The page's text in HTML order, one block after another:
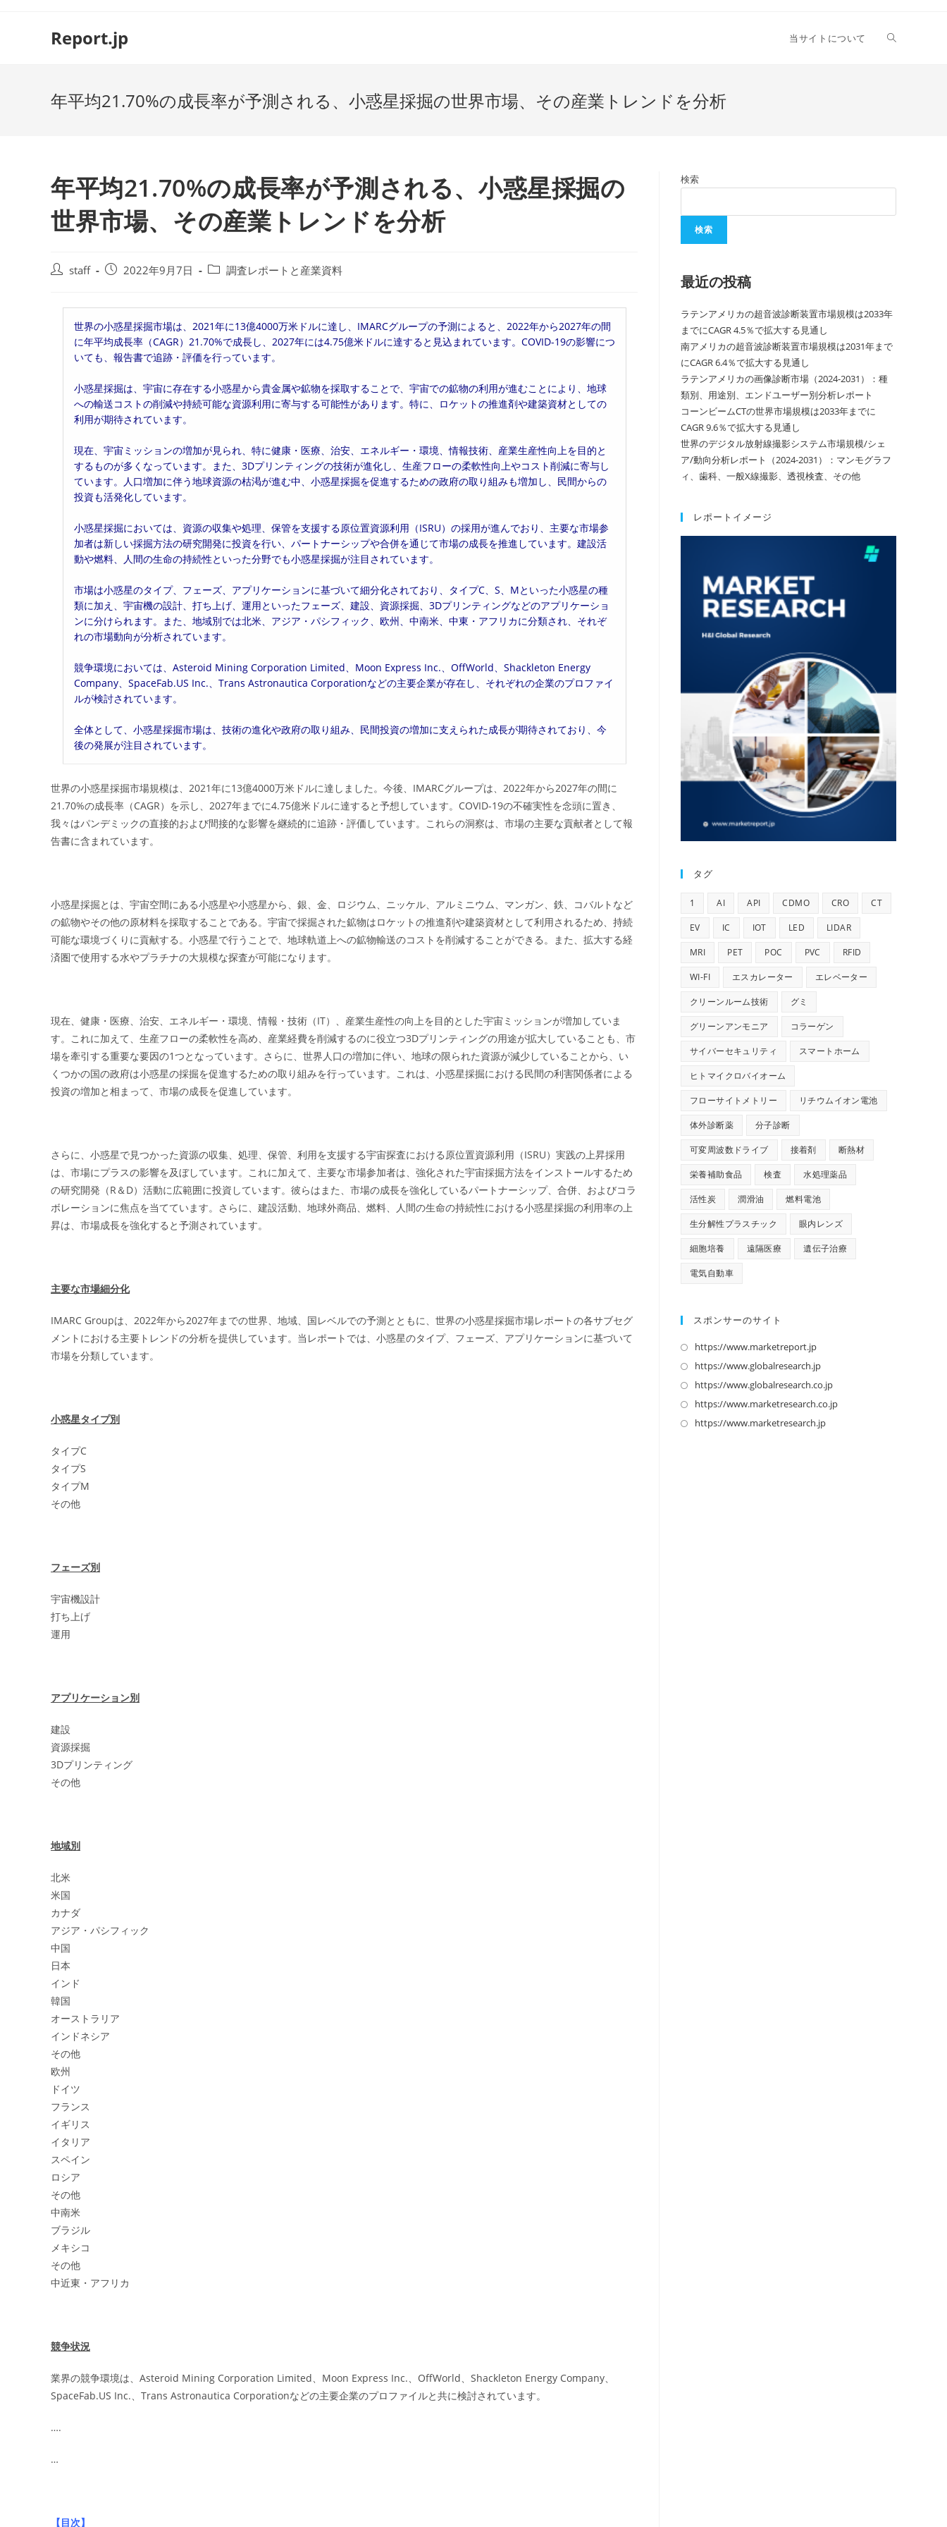
Report.jp 当サイトについて
年平均21.70%の成長率が予測される、小惑星採掘の世界市場、その産業トレンドを分析
年平均21.70%の成長率が予測される、小惑星採掘の
世界市場、その産業トレンドを分析
投
staff
投
日:
2022年9月7日
投
ゴ
リ
ー:
調査レポートと産業資料
世界の小惑星採掘市場は、2021年に13億4000万米ドルに達し、IMARCグループの予測によると、2022年から2027年の間
に年平均成長率（CAGR）21.70%で成長し、2027年には4.75億米ドルに達すると見込まれています。COVID-19の影響につ
いても、報告書で追跡・評価を行っています。
小惑星採掘は、宇宙に存在する小惑星から貴金属や鉱物を採取することで、宇宙での鉱物の利用が進むことにより、地球
への輸送コストの削減や持続可能な資源利用に寄与する可能性があります。特に、ロケットの推進剤や建築資材としての
利用が期待されています。
現在、宇宙ミッションの増加が見られ、特に健康・医療、治安、エネルギー・環境、情報技術、産業生産性向上を目的と
するものが多くなっています。また、3Dプリンティングの技術が進化し、生産フローの柔軟性向上やコスト削減に寄与し
ています。人口増加に伴う地球資源の枯渇が進む中、小惑星採掘を促進するための政府の取り組みも増加し、民間からの
投資も活発化しています。
小惑星採掘においては、資源の収集や処理、保管を支援する原位置資源利用（ISRU）の採用が進んでおり、主要な市場参
加者は新しい採掘方法の研究開発に投資を行い、パートナーシップや合併を通じて市場の成長を推進しています。建設活
動や燃料、人間の生命の持続性といった分野でも小惑星採掘が注目されています。
市場は小惑星のタイプ、フェーズ、アプリケーションに基づいて細分化されており、タイプC、S、Mといった小惑星の種
類に加え、宇宙機の設計、打ち上げ、運用といったフェーズ、建設、資源採掘、3Dプリンティングなどのアプリケーショ
ンに分けられます。また、地域別では北米、アジア・パシフィック、欧州、中南米、中東・アフリカに分類され、それぞ
れの市場動向が分析されています。
競争環境においては、Asteroid Mining Corporation Limited、Moon Express Inc.、OffWorld、Shackleton Energy
Company、SpaceFab.US Inc.、Trans Astronautica Corporationなどの主要企業が存在し、それぞれの企業のプロファイ
ルが検討されています。
全体として、小惑星採掘市場は、技術の進化や政府の取り組み、民間投資の増加に支えられた成長が期待されており、今
後の発展が注目されています。
世界の小惑星採掘市場規模は、2021年に13億4000万米ドルに達しました。今後、IMARCグループは、2022年から2027年の間に
21.70%の成長率（CAGR）を示し、2027年までに4.75億米ドルに達すると予想しています。COVID-19の不確実性を念頭に置き、
我々はパンデミックの直接的および間接的な影響を継続的に追跡・評価しています。これらの洞察は、市場の主要な貢献者として報
告書に含まれています。
小惑星採掘とは、宇宙空間にある小惑星や小惑星から、銀、金、ロジウム、ニッケル、アルミニウム、マンガン、鉄、コバルトなど
の鉱物やその他の原材料を採取することである。宇宙で採掘された鉱物はロケットの推進剤や建築資材として利用されるため、持続
可能な環境づくりに貢献する。小惑星で行うことで、地球軌道上への鉱物輸送のコストを削減することができる。また、拡大する経
済圏で使用する水やプラチナの大規模な探査が可能になります。
現在、健康・医療、治安、エネルギー・環境、情報・技術（IT）、産業生産性の向上を目的とした宇宙ミッションが増加していま
す。これに加えて、生産フローの柔軟性を高め、産業経費を削減するのに役立つ3Dプリンティングの用途が拡大していることも、市
場を牽引する重要な要因の1つとなっています。さらに、世界人口の増加に伴い、地球の限られた資源が減少していることから、い
くつかの国の政府は小惑星の採掘を促進するための取り組みを行っています。これは、小惑星採掘における民間の利害関係者による
投資の増加と相まって、市場の成長を促進しています。
さらに、小惑星で見つかった資源の収集、処理、保管、利用を支援する宇宙探査における原位置資源利用（ISRU）実践の上昇採用
は、市場にプラスの影響を及ぼしています。これに加えて、主要な市場参加者は、強化された宇宙採掘方法をインストールするため
の研究開発（R＆D）活動に広範囲に投資しています。彼らはまた、市場の成長を強化しているパートナーシップ、合併、およびコラ
ボレーションに焦点を当てています。さらに、建設活動、地球外商品、燃料、人間の生命の持続性における小惑星採掘の利用率の上
昇は、市場成長を強化すると予測されています。
主要な市場細分化
IMARC Groupは、2022年から2027年までの世界、地域、国レベルでの予測とともに、世界の小惑星採掘市場レポートの各サブセグ
メントにおける主要トレンドの分析を提供しています。当レポートでは、小惑星のタイプ、フェーズ、アプリケーションに基づいて
市場を分類しています。
小惑星タイプ別
タイプC
タイプS
タイプM
その他
フェーズ別
宇宙機設計
打ち上げ
運用
アプリケーション別
建設
資源採掘
3Dプリンティング
その他
地域別
北米
米国
カナダ
アジア・パシフィック
中国
日本
インド
韓国
オーストラリア
インドネシア
その他
欧州
ドイツ
フランス
イギリス
イタリア
スペイン
ロシア
その他
中南米
ブラジル
メキシコ
その他
中近東・アフリカ
競争状況
業界の競争環境は、Asteroid Mining Corporation Limited、Moon Express Inc.、OffWorld、Shackleton Energy Company、
SpaceFab.US Inc.、Trans Astronautica Corporationなどの主要企業のプロファイルと共に検討されています。
….
…
【目次】
検索
検索
最近の投稿
ラテンアメリカの超音波診断装置市場規模は2033年
までにCAGR 4.5％で拡大する見通し
南アメリカの超音波診断装置市場規模は2031年まで
にCAGR 6.4％で拡大する見通し
ラテンアメリカの画像診断市場（2024-2031）：種
類別、用途別、エンドユーザー別分析レポート
コーンビームCTの世界市場規模は2033年までに
CAGR 9.6％で拡大する見通し
世界のデジタル放射線撮影システム市場規模/シェ
ア/動向分析レポート（2024-2031）：マンモグラフ
ィ、歯科、一般X線撮影、透視検査、その他
レポートイメージ
タグ
1 AI API CDMO CRO CT
EV IC IOT LED LIDAR
MRI PET POC PVC RFID
WI-FI エスカレーター エレベーター
クリーンルーム技術 グミ
グリーンアンモニア コラーゲン
サイバーセキュリティ スマートホーム
ヒトマイクロバイオーム
フローサイトメトリー リチウムイオン電池
体外診断薬 分子診断
可変周波数ドライブ 接着剤 断熱材
栄養補助食品 検査 水処理薬品
活性炭 潤滑油 燃料電池
生分解性プラスチック 眼内レンズ
細胞培養 遠隔医療 遺伝子治療
電気自動車
スポンサーのサイト
https://www.marketreport.jp新
し
い
タ
ブ
https://www.globalresearch.jp新
し
い
タ
https://www.globalresearch.co.jp新
し
https://www.marketresearch.co.jp新
https://www.marketresearch.jp新